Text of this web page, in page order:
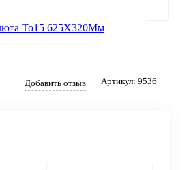
Добавить отзыв Артикул: 9536